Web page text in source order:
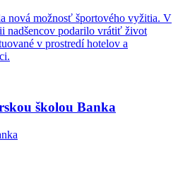
nová možnosť športového vyžitia. V
nadšencov podarilo vrátiť život
v prostredí hotelov a
školou Banka